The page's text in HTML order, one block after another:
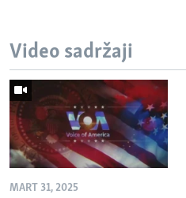
Video sadržaji
MART 31, 2025